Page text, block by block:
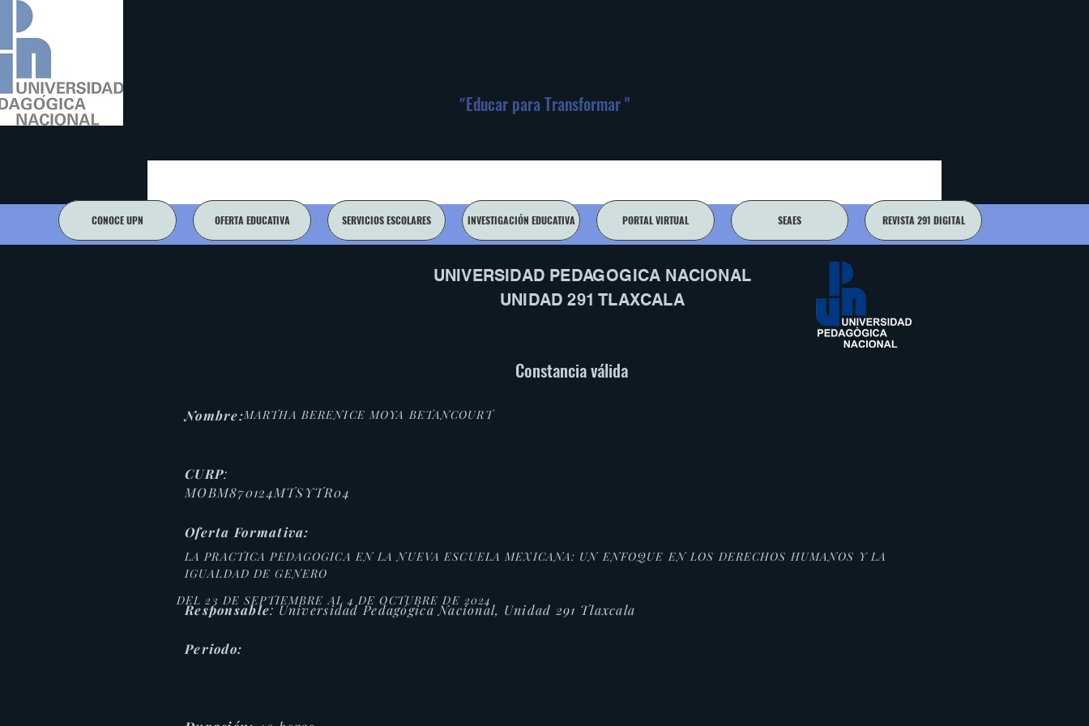
"Educar para Transformar "
CONOCE UPN OFERTA EDUCATIVA SERVICIOS ESCOLARES INVESTIGACIÓN EDUCATIVA PORTAL VIRTUAL SEAES REVISTA 291 DIGITAL
UNIVERSIDAD PEDAGOGICA NACIONAL
UNIDAD 291 TLAXCALA
Constancia válida
Nombre:
CURP:
Oferta Formativa:
Responsable: Universidad Pedagógica Nacional, Unidad 291 Tlaxcala
Periodo:
MARTHA BERENICE MOYA BETANCOURT
MOBM870124MTSYTR04
LA PRACTICA PEDAGOGICA EN LA NUEVA ESCUELA MEXICANA: UN ENFOQUE EN LOS DERECHOS HUMANOS Y LA
IGUALDAD DE GENERO
DEL 23 DE SEPTIEMBRE AL 4 DE OCTUBRE DE 2024